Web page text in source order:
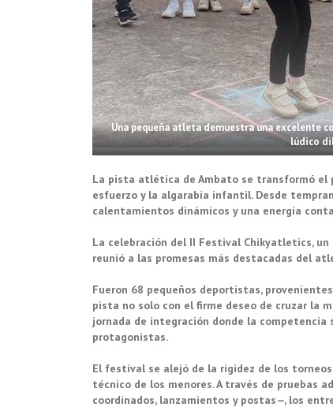
Una pequeña atleta demuestra una excelente
lúdico
La pista atlética de Ambato se transformó el
esfuerzo y la algarabía infantil. Desde
calentamientos dinámicos y una energía
La celebración del II Festival Chikyatletics,
reunió a las promesas más destacadas del
Fueron 68 pequeños deportistas,
pista no solo con el firme deseo de cruzar la
jornada de integración donde la competencia
protagonistas.
El festival se alejó de la rigidez de los
técnico de los menores. A través de pruebas
coordinados, lanzamientos y postas—, los